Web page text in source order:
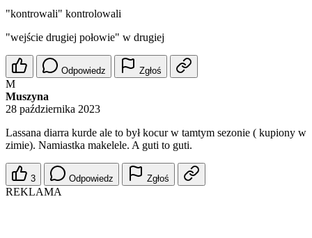
"kontrowali" kontrolowali
"wejście drugiej połowie" w drugiej
Odpowiedz Zgłoś
M
Muszyna
28 października 2023
Lassana diarra kurde ale to był kocur w tamtym sezonie ( kupiony w
zimie). Namiastka makelele. A guti to guti.
3 Odpowiedz Zgłoś
REKLAMA